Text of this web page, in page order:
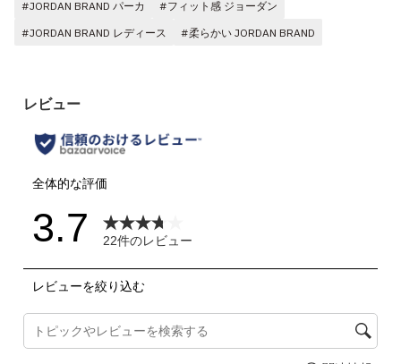
#JORDAN BRAND パーカ
#フィット感 ジョーダン
#JORDAN BRAND レディース
#柔らかい JORDAN BRAND